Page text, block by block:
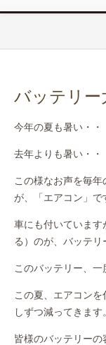
バッテリー
今年の夏も暑い・・
去年よりも暑い・・
この様なお声を毎
が、「エアコン」で
車にも付いていま
る）のが、バッテリ
このバッテリー、一
この夏、エアコン
しずつ減ってきます。
皆様のバッテリーの